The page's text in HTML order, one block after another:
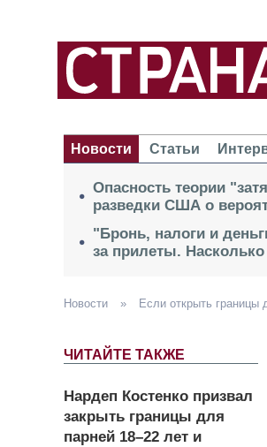
Новости
Статьи
Опасность теории
разведки США о
"Бронь, налоги и
за прилеты.
Новости » Если открыть границы
ЧИТАЙТЕ ТАКЖЕ
Нардеп Костенко призвал
закрыть границы для
парней 18–22 лет и